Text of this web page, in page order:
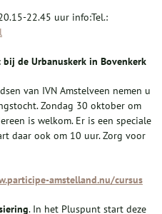
22.45 uur info:Tel.:
de Urbanuskerk in Bovenkerk
van IVN Amstelveen nemen u
Zondag 30 oktober om
is welkom. Er is een speciale
daar ook om 10 uur. Zorg voor
amstelland.nu/cursus
. In het Pluspunt start deze